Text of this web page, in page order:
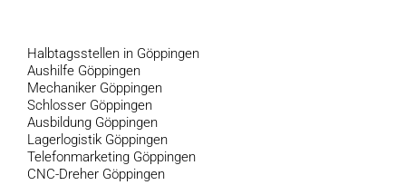
Halbtagsstellen in Göppingen
Aushilfe Göppingen
Mechaniker Göppingen
Schlosser Göppingen
Ausbildung Göppingen
Lagerlogistik Göppingen
Telefonmarketing Göppingen
CNC-Dreher Göppingen